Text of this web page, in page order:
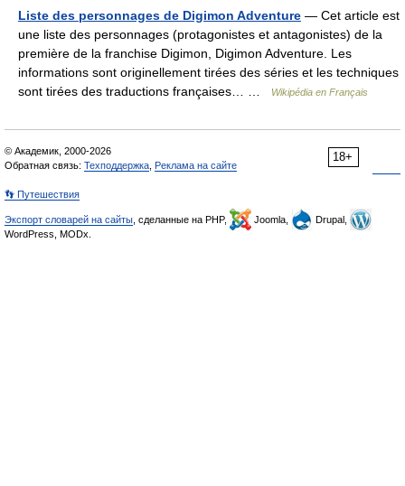
Liste des personnages de Digimon Adventure — Cet article est
une liste des personnages (protagonistes et antagonistes) de la
première de la franchise Digimon, Digimon Adventure. Les
informations sont originellement tirées des séries et les techniques
sont tirées des traductions françaises… …
Wikipédia en Français
18+
© Академик, 2000-2026
Обратная связь: Техподдержка Реклама на сайте
👣 Путешествия
Экспорт словарей на сайты , сделанные на PHP, Joomla,
Drupal,
WordPress, MODx.